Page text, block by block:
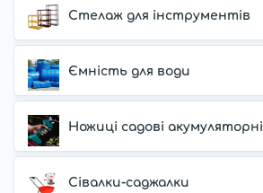
Стелаж для інструментів
Ємність для води
Ножиці садові акумуляторні
Сівалки-саджалки